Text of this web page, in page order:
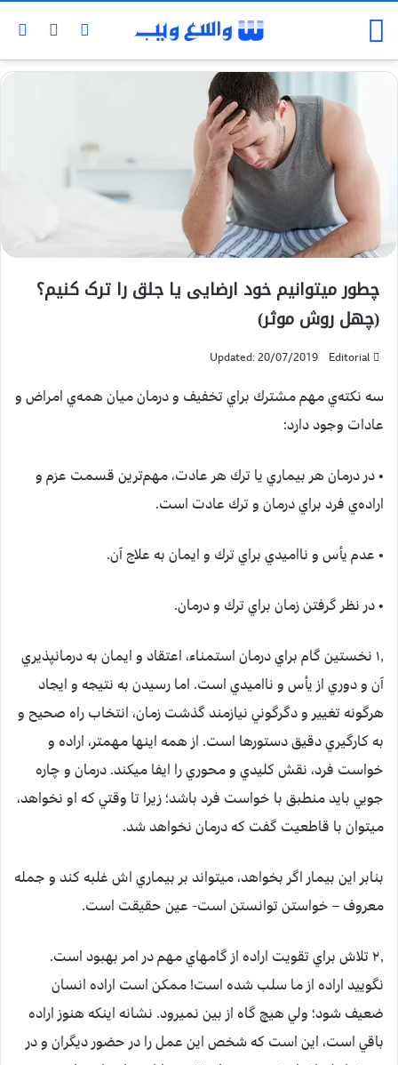
چطور میتوانیم خود ارضایی یا جلق را ترک کنیم؟
(چهل روش موثر)
Editorial
Updated: 20/07/2019
سه نكته‌ي مهم مشترك براي تخفيف و درمان ميان همه‌ي امراض و
عادات وجود دارد:
• در درمان هر بيماري يا ترك هر عادت، مهم‌ترين قسمت عزم و
اراده‌ي فرد براي درمان و ترك عادت است.
• عدم يأس و نااميدي براي ترك و ايمان به علاج آن.
• در نظر گرفتن زمان براي ترك و درمان.
۱٫ نخستين گام براي درمان استمناء، اعتقاد و ايمان به درمان‏پذيري
آن و دوري از يأس و نااميدي است. اما رسيدن به نتيجه و ايجاد
هرگونه تغيير و دگرگوني نيازمند گذشت زمان، انتخاب راه صحيح و
به كارگيري دقيق دستورها است. از همه اينها مهم‏تر، اراده و
خواست فرد، نقش كليدي و محوري را ايفا مي‏كند. درمان و چاره
جويي بايد منطبق با خواست فرد باشد؛ زيرا تا وقتي كه او نخواهد،
مي‏توان با قاطعيت گفت كه درمان نخواهد شد.
بنابر اين بيمار اگر بخواهد، مي‏تواند بر بيماري اش غلبه كند و جمله
معروف – خواستن توانستن است- عين حقيقت است.
۲٫ تلاش براي تقويت اراده از گام‏هاي مهم در امر بهبود است.
نگوييد اراده از ما سلب شده است! ممكن است اراده انسان
ضعيف شود؛ ولي هيچ گاه از بين نمي‏رود. نشانه اينكه هنوز اراده
باقي است، اين است كه شخص اين عمل را در حضور ديگران و در